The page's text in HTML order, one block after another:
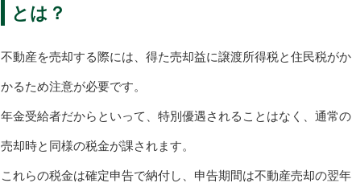
とは？
不動産を売却する際には、得た売却益に譲渡所得税と住民税がか
かるため注意が必要です。
年金受給者だからといって、特別優遇されることはなく、通常の
売却時と同様の税金が課されます。
これらの税金は確定申告で納付し、申告期間は不動産売却の翌年